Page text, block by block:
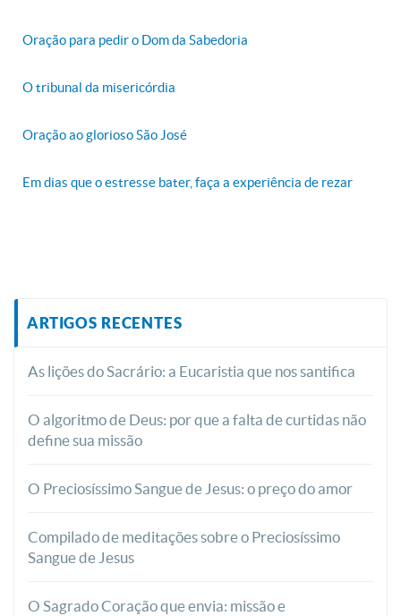
Oração para pedir o Dom da Sabedoria
O tribunal da misericórdia
Oração ao glorioso São José
Em dias que o estresse bater, faça a experiência de rezar
ARTIGOS RECENTES
As lições do Sacrário: a Eucaristia que nos santifica
O algoritmo de Deus: por que a falta de curtidas não
define sua missão
O Preciosíssimo Sangue de Jesus: o preço do amor
Compilado de meditações sobre o Preciosíssimo
Sangue de Jesus
O Sagrado Coração que envia: missão e